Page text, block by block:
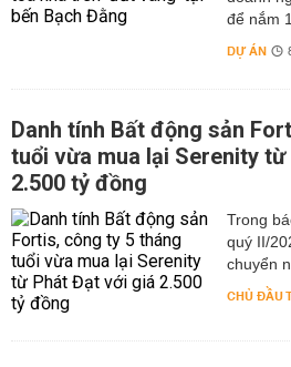
để nắm
DỰ ÁN
Danh tính Bất động sản
tuổi vừa mua lại Serenity
2.500 tỷ đồng
Trong
quý II/
chuyển
CHỦ ĐẦU